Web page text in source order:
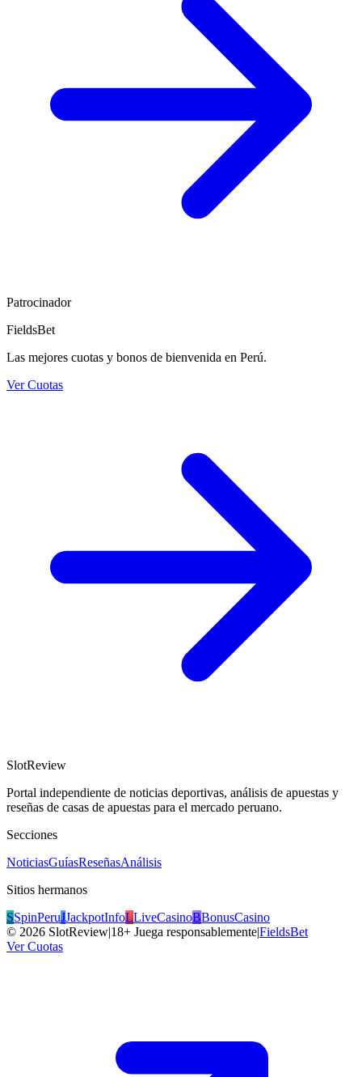
Patrocinador
FieldsBet
Las mejores cuotas y bonos de bienvenida en Perú.
Ver Cuotas
SlotReview
Portal independiente de noticias deportivas, análisis de apuestas y
reseñas de casas de apuestas para el mercado peruano.
Secciones
NoticiasGuíasReseñasAnálisis
Sitios hermanos
SSpinPeruJJackpotInfoLLiveCasinoBBonusCasino
© 2026 SlotReview|18+ Juega responsablemente|FieldsBet
Ver Cuotas